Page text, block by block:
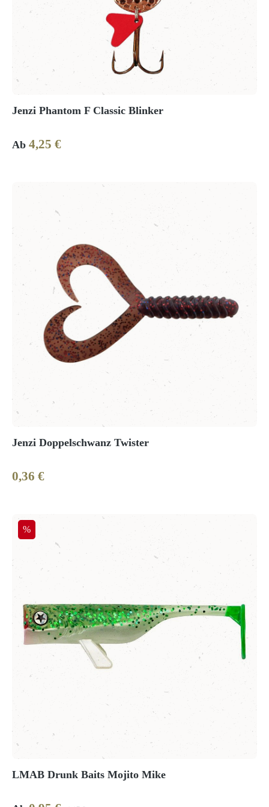
Jenzi Phantom F Classic Blinker
Regulärer Preis:
Ab 4,25 €
Jenzi Doppelschwanz Twister
Regulärer Preis:
0,36 €
Rabatt
%
LMAB Drunk Baits Mojito Mike